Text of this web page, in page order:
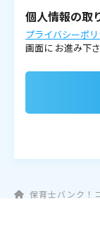
個人情報の取
プライバシーポ
画面に お進み下さ
保育士バンク！